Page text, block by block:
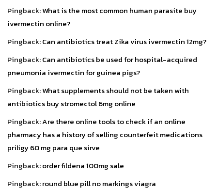
Pingback:What is the most common human parasite buy
ivermectin online?
Pingback:Can antibiotics treat Zika virus ivermectin 12mg?
Pingback:Can antibiotics be used for hospital-acquired
pneumonia ivermectin for guinea pigs?
Pingback:What supplements should not be taken with
antibiotics buy stromectol 6mg online
Pingback:Are there online tools to check if an online
pharmacy has a history of selling counterfeit medications
priligy 60 mg para que sirve
Pingback:order fildena 100mg sale
Pingback:round blue pill no markings viagra